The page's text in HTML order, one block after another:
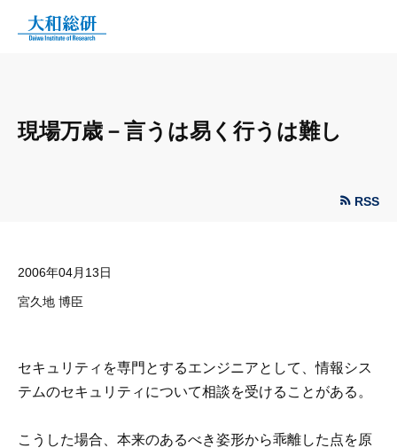
現場万歳－言うは易く行うは難し
RSS
2006年04月13日
宮久地 博臣
セキュリティを専門とするエンジニアとして、情報シス
テムのセキュリティについて相談を受けることがある。
こうした場合、本来のあるべき姿形から乖離した点を原